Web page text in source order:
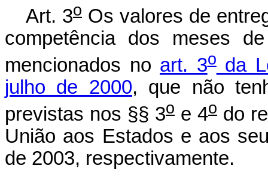
Art. 3o Os valores de
competência dos meses
mencionados no art. 3oda
julho de 2000, que não
previstas nos §§ 3o e 4o do
União aos Estados e aos
de 2003, respectivamente.